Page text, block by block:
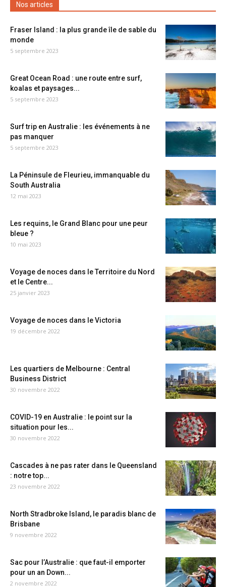
Nos articles
Fraser Island : la plus grande île de sable du
monde
5 septembre 2023
Great Ocean Road : une route entre surf,
koalas et paysages...
5 septembre 2023
Surf trip en Australie : les événements à ne
pas manquer
5 septembre 2023
La Péninsule de Fleurieu, immanquable du
South Australia
12 mai 2023
Les requins, le Grand Blanc pour une peur
bleue ?
10 mai 2023
Voyage de noces dans le Territoire du Nord
et le Centre...
25 janvier 2023
Voyage de noces dans le Victoria
19 décembre 2022
Les quartiers de Melbourne : Central
Business District
30 novembre 2022
COVID-19 en Australie : le point sur la
situation pour les...
30 novembre 2022
Cascades à ne pas rater dans le Queensland
: notre top...
23 novembre 2022
North Stradbroke Island, le paradis blanc de
Brisbane
9 novembre 2022
Sac pour l’Australie : que faut-il emporter
pour un an Down...
2 novembre 2022